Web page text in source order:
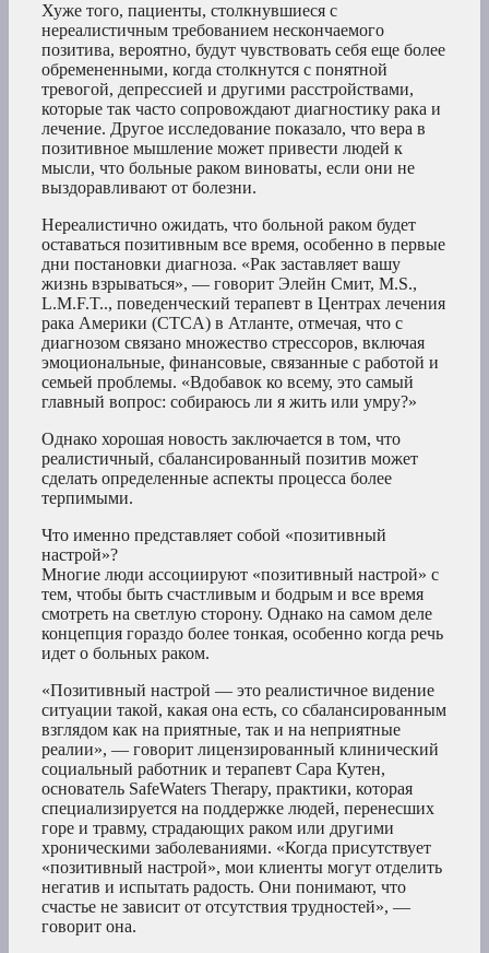
Хуже того, пациенты, столкнувшиеся с
нереалистичным требованием нескончаемого
позитива, вероятно, будут чувствовать себя еще более
обремененными, когда столкнутся с понятной
тревогой, депрессией и другими расстройствами,
которые так часто сопровождают диагностику рака и
лечение. Другое исследование показало, что вера в
позитивное мышление может привести людей к
мысли, что больные раком виноваты, если они не
выздоравливают от болезни.
Нереалистично ожидать, что больной раком будет
оставаться позитивным все время, особенно в первые
дни постановки диагноза. «Рак заставляет вашу
жизнь взрываться», — говорит Элейн Смит, M.S.,
L.M.F.T.., поведенческий терапевт в Центрах лечения
рака Америки (CTCA) в Атланте, отмечая, что с
диагнозом связано множество стрессоров, включая
эмоциональные, финансовые, связанные с работой и
семьей проблемы. «Вдобавок ко всему, это самый
главный вопрос: собираюсь ли я жить или умру?»
Однако хорошая новость заключается в том, что
реалистичный, сбалансированный позитив может
сделать определенные аспекты процесса более
терпимыми.
Что именно представляет собой «позитивный
настрой»?
Многие люди ассоциируют «позитивный настрой» с
тем, чтобы быть счастливым и бодрым и все время
смотреть на светлую сторону. Однако на самом деле
концепция гораздо более тонкая, особенно когда речь
идет о больных раком.
«Позитивный настрой — это реалистичное видение
ситуации такой, какая она есть, со сбалансированным
взглядом как на приятные, так и на неприятные
реалии», — говорит лицензированный клинический
социальный работник и терапевт Сара Кутен,
основатель SafeWaters Therapy, практики, которая
специализируется на поддержке людей, перенесших
горе и травму, страдающих раком или другими
хроническими заболеваниями. «Когда присутствует
«позитивный настрой», мои клиенты могут отделить
негатив и испытать радость. Они понимают, что
счастье не зависит от отсутствия трудностей», —
говорит она.